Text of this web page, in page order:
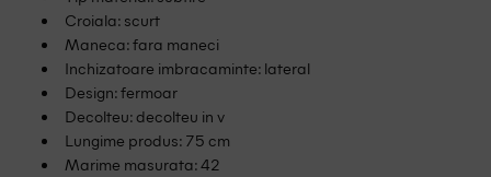
Croiala: scurt
Maneca: fara maneci
Inchizatoare imbracaminte: lateral
Design: fermoar
Decolteu: decolteu in v
Lungime produs: 75 cm
Marime masurata: 42